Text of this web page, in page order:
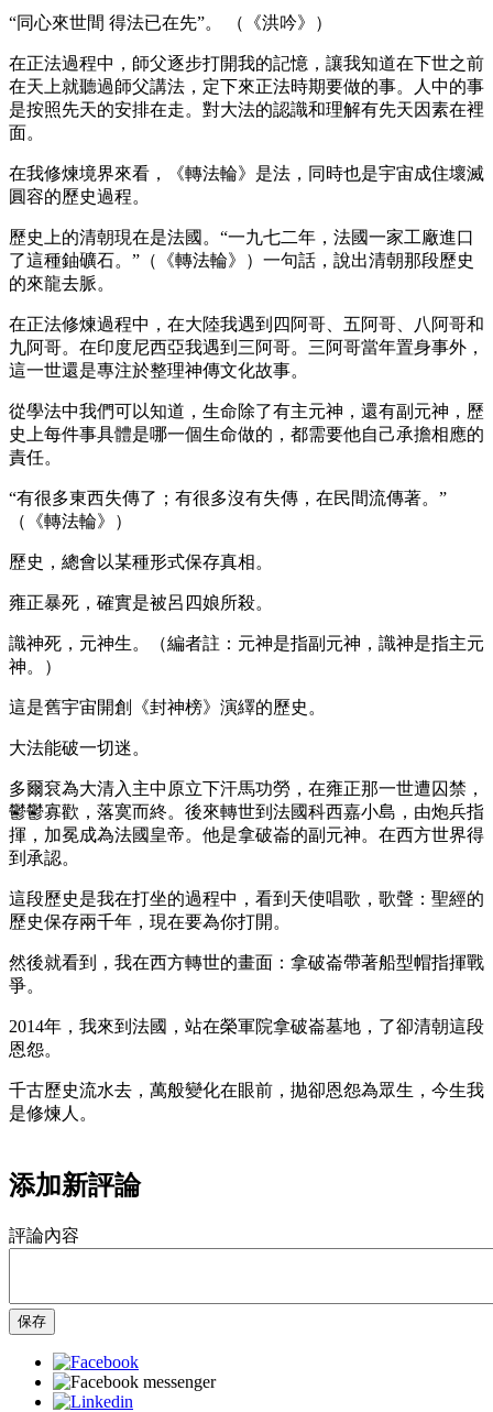
“同心來世間 得法已在先”。 （《洪吟》）
在正法過程中，師父逐步打開我的記憶，讓我知道在下世之前
在天上就聽過師父講法，定下來正法時期要做的事。人中的事
是按照先天的安排在走。對大法的認識和理解有先天因素在裡
面。
在我修煉境界來看，《轉法輪》是法，同時也是宇宙成住壞滅
圓容的歷史過程。
歷史上的清朝現在是法國。“一九七二年，法國一家工廠進口
了這種鈾礦石。”（《轉法輪》）一句話，說出清朝那段歷史
的來龍去脈。
在正法修煉過程中，在大陸我遇到四阿哥、五阿哥、八阿哥和
九阿哥。在印度尼西亞我遇到三阿哥。三阿哥當年置身事外，
這一世還是專注於整理神傳文化故事。
從學法中我們可以知道，生命除了有主元神，還有副元神，歷
史上每件事具體是哪一個生命做的，都需要他自己承擔相應的
責任。
“有很多東西失傳了；有很多沒有失傳，在民間流傳著。”
（《轉法輪》）
歷史，總會以某種形式保存真相。
雍正暴死，確實是被呂四娘所殺。
識神死，元神生。（編者註：元神是指副元神，識神是指主元
神。）
這是舊宇宙開創《封神榜》演繹的歷史。
大法能破一切迷。
多爾袞為大清入主中原立下汗馬功勞，在雍正那一世遭囚禁，
鬱鬱寡歡，落寞而終。後來轉世到法國科西嘉小島，由炮兵指
揮，加冕成為法國皇帝。他是拿破崙的副元神。在西方世界得
到承認。
這段歷史是我在打坐的過程中，看到天使唱歌，歌聲：聖經的
歷史保存兩千年，現在要為你打開。
然後就看到，我在西方轉世的畫面：拿破崙帶著船型帽指揮戰
爭。
2014年，我來到法國，站在榮軍院拿破崙墓地，了卻清朝這段
恩怨。
千古歷史流水去，萬般變化在眼前，拋卻恩怨為眾生，今生我
是修煉人。
添加新評論
評論內容
保存